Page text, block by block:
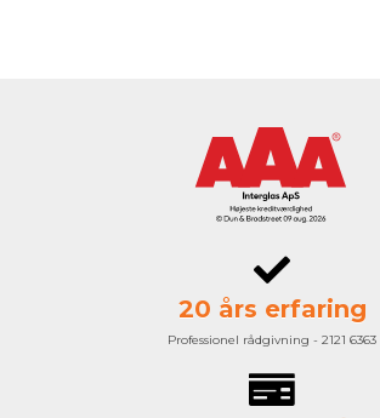
20 års erfaring
Professionel rådgivning - 2121 6363